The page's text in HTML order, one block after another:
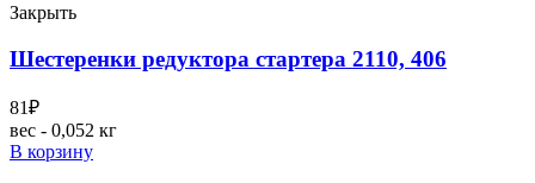
Закрыть
Шестеренки редуктора стартера 2110, 406
81₽
вес - 0,052 кг
В корзину